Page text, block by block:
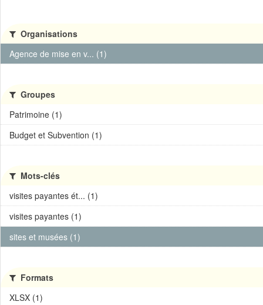
Organisations
Agence de mise en v... (1)
Groupes
Patrimoine (1)
Budget et Subvention (1)
Mots-clés
visites payantes ét... (1)
visites payantes (1)
sites et musées (1)
Formats
XLSX (1)